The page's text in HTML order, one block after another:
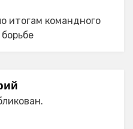
итогам командного